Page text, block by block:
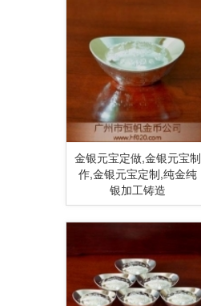
金银元宝定做,金银元宝制
作,金银元宝定制,纯金纯
银加工铸造